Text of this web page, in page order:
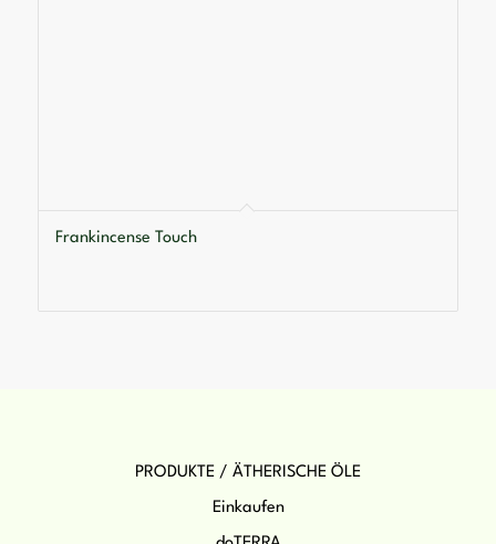
Frankincense Touch
PRODUKTE / ÄTHERISCHE ÖLE
Einkaufen